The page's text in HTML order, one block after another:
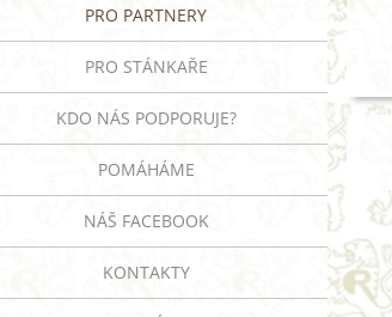
PRO PARTNERY
PRO STÁNKAŘE
KDO NÁS PODPORUJE?
POMÁHÁME
NÁŠ FACEBOOK
KONTAKTY